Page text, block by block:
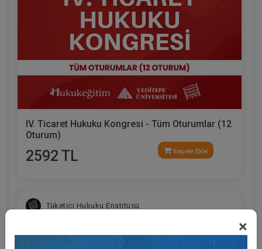
×
IV. Ticaret Hukuku Kongresi - Tüm Oturumlar (12
Oturum)
2592 TL Sepete Ekle
Tüketici Hukuku Enstitüsü